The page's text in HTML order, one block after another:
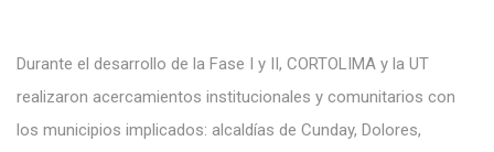
Durante el desarrollo de la Fase I y II, CORTOLIMA y la UT
realizaron acercamientos institucionales y comunitarios con
los municipios implicados: alcaldías de Cunday, Dolores,